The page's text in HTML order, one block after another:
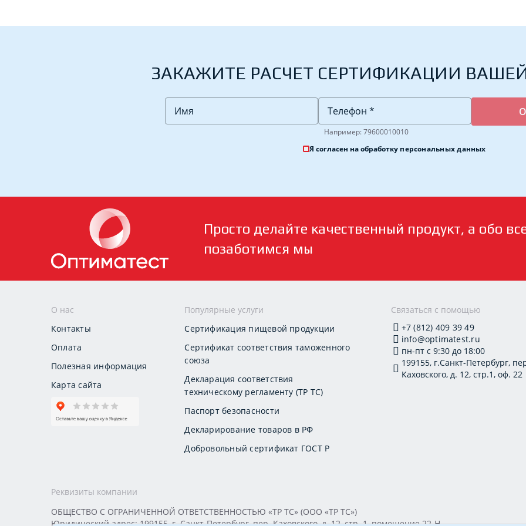
ЗАКАЖИТЕ РАСЧЕТ СЕРТИФИКАЦИИ
Например: 79600010010
Я согласен на обработку персональных данных
Просто делайте качественный продукт, а обо
позаботимся мы
О нас
Контакты
Оплата
Полезная информация
Карта сайта
Популярные услуги
Сертификация пищевой продукции
Сертификат соответствия таможенного
союза
Декларация соответствия
техническому регламенту (ТР ТС)
Паспорт безопасности
Декларирование товаров в РФ
Добровольный сертификат ГОСТ Р
Связаться с помощью
+7 (812) 409 39 49
info@optimatest.ru
пн-пт с 9:30 до 18:00
199155, г.Санкт-Петербург,
Каховского, д. 12, стр.1, оф. 22
Реквизиты компании
ОБЩЕСТВО С ОГРАНИЧЕННОЙ ОТВЕТСТВЕННОСТЬЮ «ТР ТС» (ООО «ТР ТС»)
Юридический адрес: 199155, г. Санкт-Петербург, пер. Каховского, д. 12, стр. 1, помещение 22-Н